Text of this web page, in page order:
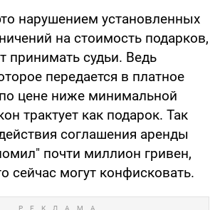
нарушением установленных
на стоимость подарков,
принимать судьи. Ведь
передается в платное
цене ниже минимальной
трактует как подарок. Так
соглашения аренды
почти миллион гривен,
сейчас могут конфисковать.